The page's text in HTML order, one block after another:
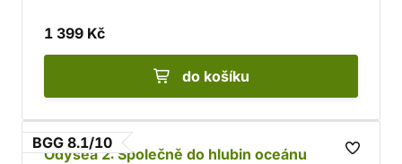
1 399 Kč
do košíku
BGG 8.1/10
Odysea 2: Společně do hlubin oceánu